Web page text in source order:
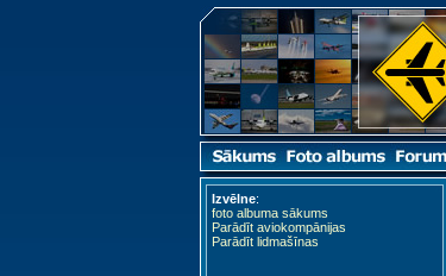
Izvēlne:
foto albuma sākums
Parādīt aviokompānijas
Parādīt lidmašīnas